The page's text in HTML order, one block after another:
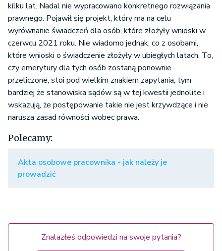
kilku lat. Nadal nie wypracowano konkretnego rozwiązania
prawnego. Pojawił się projekt, który ma na celu
wyrównanie świadczeń dla osób, które złożyły wnioski w
czerwcu 2021 roku. Nie wiadomo jednak, co z osobami,
które wnioski o świadczenie złożyły w ubiegłych latach. To,
czy emerytury dla tych osób zostaną ponownie
przeliczone, stoi pod wielkim znakiem zapytania, tym
bardziej że stanowiska sądów są w tej kwestii jednolite i
wskazują, że postępowanie takie nie jest krzywdzące i nie
narusza zasad równości wobec prawa.
Polecamy:
Akta osobowe pracownika - jak należy je
prowadzić
Znalazłeś odpowiedzi na swoje pytania?